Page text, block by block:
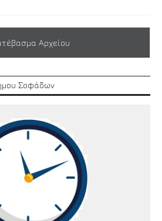
Αρχείου
Σοφάδων